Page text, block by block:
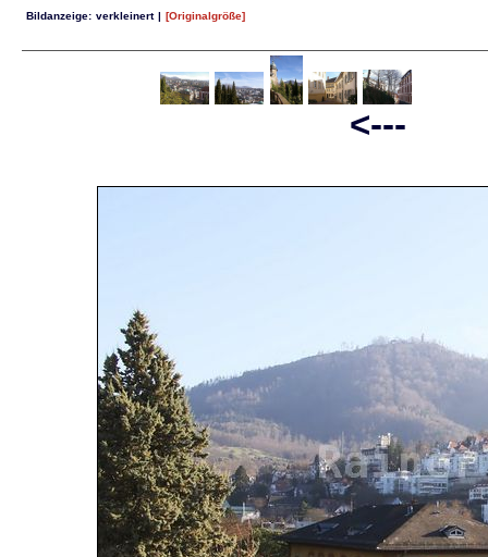
Bildanzeige: verkleinert | [Originalgröße]